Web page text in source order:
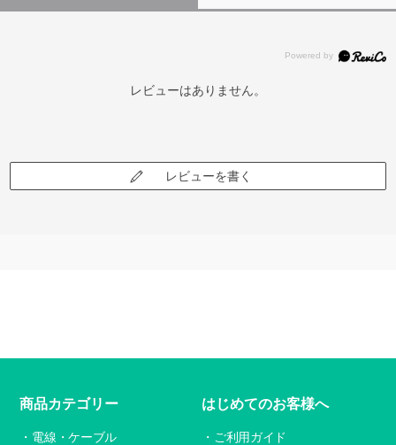
レビューはありません。
レビューを書く
商品カテゴリー
電線・ケーブル
はじめてのお客様へ
ご利用ガイド